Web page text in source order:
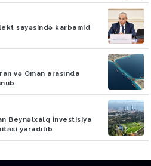
sayəsində karbamid
və Oman arasında
Beynəlxalq İnvestisiya
yaradılıb